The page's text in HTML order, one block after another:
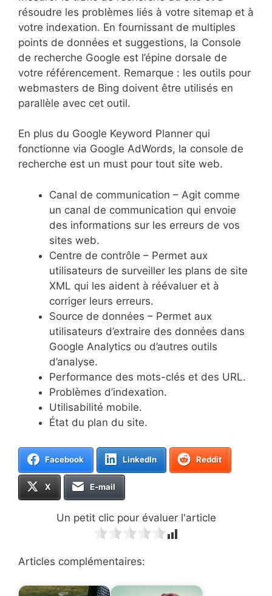
résoudre les problèmes liés à votre sitemap et à
votre indexation. En fournissant de multiples
points de données et suggestions, la Console
de recherche Google est l’épine dorsale de
votre référencement. Remarque : les outils pour
webmasters de Bing doivent être utilisés en
parallèle avec cet outil.
En plus du Google Keyword Planner qui
fonctionne via Google AdWords, la console de
recherche est un must pour tout site web.
Canal de communication – Agit comme
un canal de communication qui envoie
des informations sur les erreurs de vos
sites web.
Centre de contrôle – Permet aux
utilisateurs de surveiller les plans de site
XML qui les aident à réévaluer et à
corriger leurs erreurs.
Source de données – Permet aux
utilisateurs d’extraire des données dans
Google Analytics ou d’autres outils
d’analyse.
Performance des mots-clés et des URL.
Problèmes d’indexation.
Utilisabilité mobile.
État du plan du site.
Facebook LinkedIn Reddit
X E-mail
Un petit clic pour évaluer l'article
Articles complémentaires: